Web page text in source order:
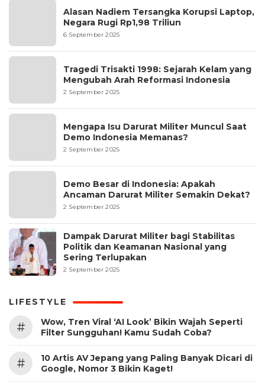
Alasan Nadiem Tersangka Korupsi Laptop,
Negara Rugi Rp1,98 Triliun
6 September 2025
Tragedi Trisakti 1998: Sejarah Kelam yang
Mengubah Arah Reformasi Indonesia
2 September 2025
Mengapa Isu Darurat Militer Muncul Saat
Demo Indonesia Memanas?
2 September 2025
Demo Besar di Indonesia: Apakah
Ancaman Darurat Militer Semakin Dekat?
2 September 2025
Dampak Darurat Militer bagi Stabilitas
Politik dan Keamanan Nasional yang
Sering Terlupakan
2 September 2025
LIFESTYLE
#
Wow, Tren Viral ‘AI Look’ Bikin Wajah Seperti
Filter Sungguhan! Kamu Sudah Coba?
#
10 Artis AV Jepang yang Paling Banyak Dicari di
Google, Nomor 3 Bikin Kaget!